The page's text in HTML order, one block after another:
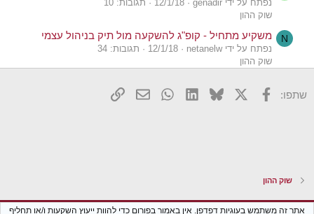
נפתח על ידי genadir 12/1/18
תגובות: 10
שוק ההון
N משקיע מתחיל - קופ"ג להשקעה מול תיק בניהול עצמי
נפתח על ידי netanelw 12/1/18
תגובות: 34
שוק ההון
נפתח על ידי רונלד 29/1/24
תגובות: 11
B
נפתח על ידי Bearbear 30/9/23
תגובות: 2
שתפו: פייסבוק
X
Bluesky
LinkedIn
WhatsApp
דואר אלקטרוני
הוסף קישור
שוק ההון
Xenforo Classic עברית (he_IL)
אתר זה משתמש בעוגיות דפדפן. אין באמור בפורום כדי להוות ייעוץ השקעות ו/או תחליף